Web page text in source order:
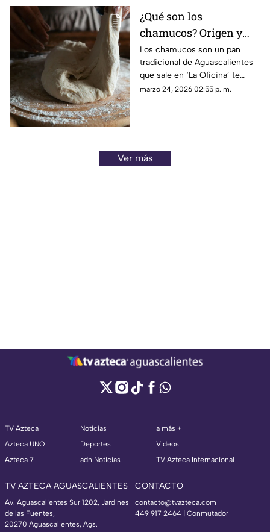
¿Qué son los
chamucos? Origen y
preparación del
tradicional pan de
Aguascalientes que
sale en ‘La Oficina’
Los chamucos son un pan
tradicional de Aguascalientes
que sale en ‘La Oficina’ te
contamos más sobre el
marzo 24, 2026 02:55 p. m.
Ver más
TV Azteca
Azteca UNO
Azteca 7
Noticias
Deportes
adn Noticias
a más +
Videos
TV Azteca Internacional
TV AZTECA AGUASCALIENTES
Av. Aguascalientes Sur 1202, Jardines
de las Fuentes,
20270 Aguascalientes, Ags.
CONTACTO
contacto@tvazteca.com
449 917 2464 | Conmutador